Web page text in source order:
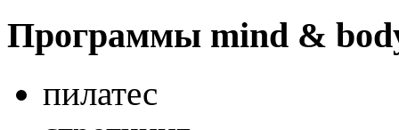
Программы mind &
пилатес